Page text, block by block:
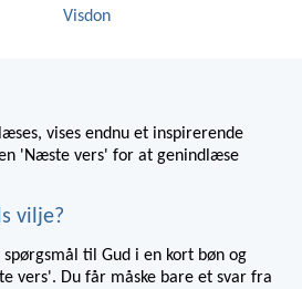
Visdon
vises endnu et inspirerende
'Næste vers' for at genindlæse
vilje?
til Gud i en kort bøn og
vers'. Du får måske bare et svar fra